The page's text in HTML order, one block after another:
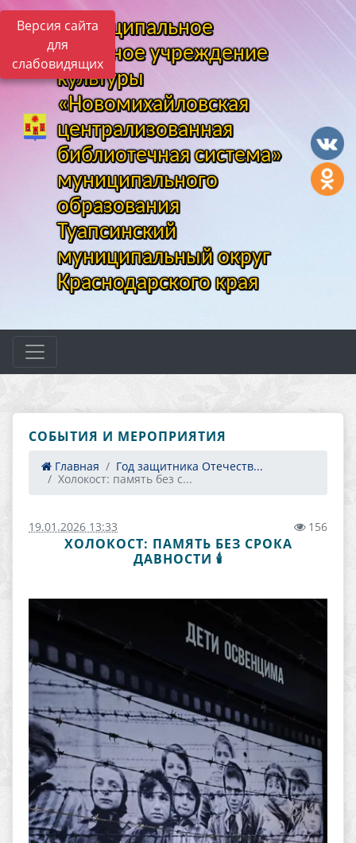
Версия сайта
для
слабовидящих
Муниципальное
казенное учреждение
культуры
«Новомихайловская
централизованная
библиотечная система»
муниципального
образования
Туапсинский
муниципальный округ
Краснодарского края
СОБЫТИЯ И МЕРОПРИЯТИЯ
Главная
Год защитника Отечеств...
Холокост: память без с...
19.01.2026 13:33 156
ХОЛОКОСТ: ПАМЯТЬ БЕЗ СРОКА
ДАВНОСТИ 🕯